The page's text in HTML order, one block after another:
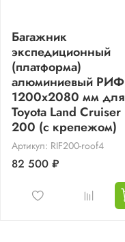
Багажник
экспедиционный
(платформа)
алюминиевый РИФ
1200x2080 мм для
Toyota Land Cruiser
200 (с крепежом)
Артикул: RIF200-roof4
82 500 ₽